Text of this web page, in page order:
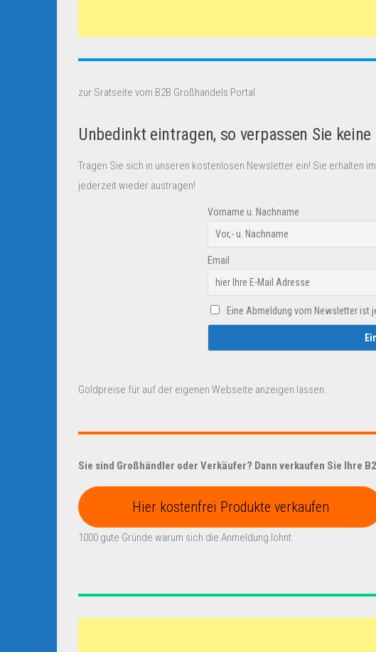
zur Sratseite vom B2B Großhandels Portal
Unbedinkt eintragen, so verpassen Sie
Tragen Sie sich in unseren kostenlosen Newsletter ein! Sie erhalten
jederzeit wieder austragen!
Vorname u. Nachname
Email
Eine Abmeldung vom Newsletter ist
Goldpreise für auf der eigenen Webseite anzeigen lassen.
Sie sind Großhändler oder Verkäufer? Dann verkaufen Sie Ihre
Hier kostenfrei Produkte verkaufen
1000 gute Gründe warum sich die Anmeldung lohnt.